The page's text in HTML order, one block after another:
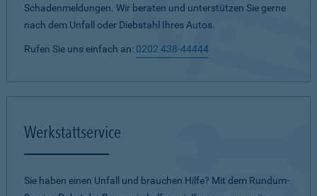
Schadenmeldungen. Wir beraten und unterstützen Sie gerne
nach dem Unfall oder Diebstahl Ihres Autos.
Rufen Sie uns einfach an: 0202 438-44444
Werkstattservice
Sie haben einen Unfall und brauchen Hilfe? Mit dem Rundum-